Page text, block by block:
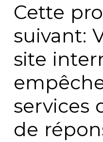
Cette
suivant:
site
services
de